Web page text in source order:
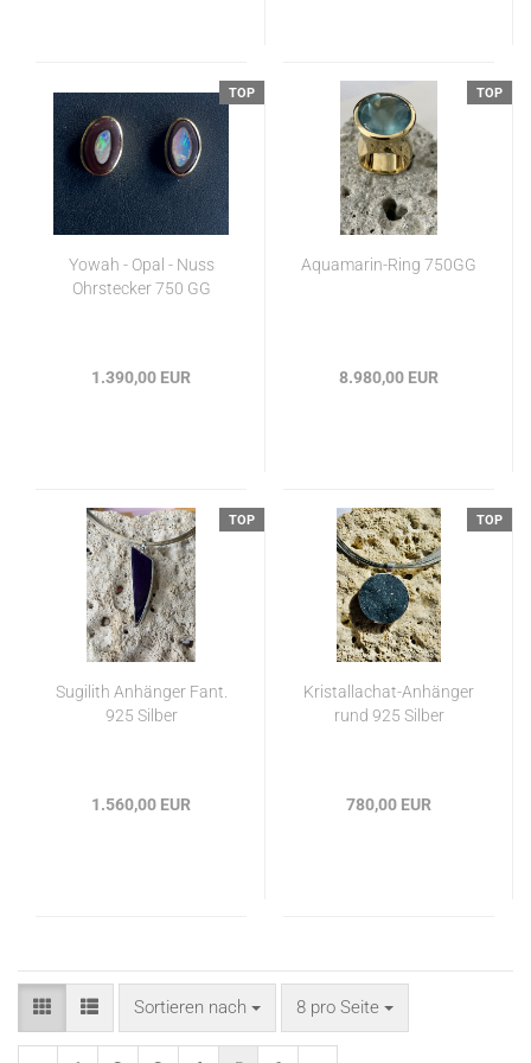
TOP
Yowah - Opal - Nuss
Ohrstecker 750 GG
1.390,00 EUR
TOP
Aquamarin-Ring 750GG
8.980,00 EUR
TOP
Sugilith Anhänger Fant.
925 Silber
1.560,00 EUR
TOP
Kristallachat-Anhänger
rund 925 Silber
780,00 EUR
Sortieren nach
Sortieren nach 8 pro Seite
pro Seite